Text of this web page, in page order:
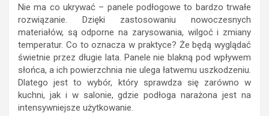
Nie ma co ukrywać – panele podłogowe to bardzo trwałe
rozwiązanie. Dzięki zastosowaniu nowoczesnych
materiałów, są odporne na zarysowania, wilgoć i zmiany
temperatur. Co to oznacza w praktyce? Że będą wyglądać
świetnie przez długie lata. Panele nie blakną pod wpływem
słońca, a ich powierzchnia nie ulega łatwemu uszkodzeniu.
Dlatego jest to wybór, który sprawdza się zarówno w
kuchni, jak i w salonie, gdzie podłoga narażona jest na
intensywniejsze użytkowanie.